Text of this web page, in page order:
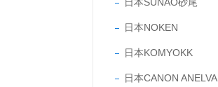
日本NOKEN
日本KOMYOKK
日本CANON ANELVA